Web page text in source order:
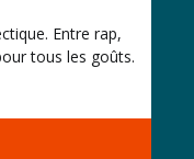
Entre rap,
tous les goûts.